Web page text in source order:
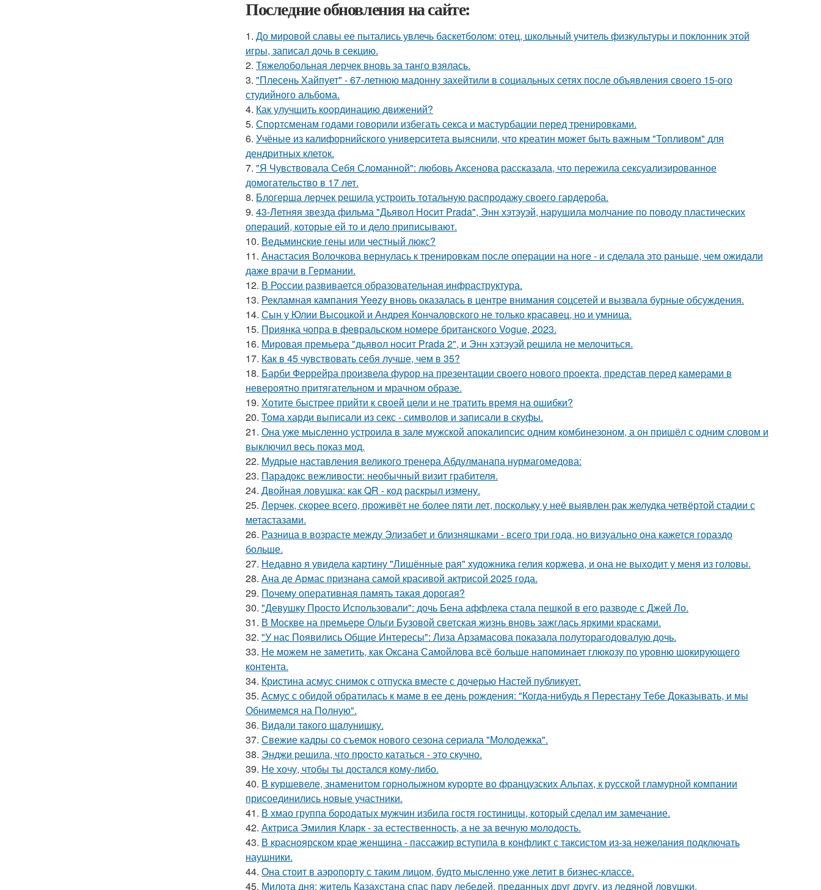
Последние обновления на сайте:
1. До мировой славы ее пытались увлечь баскетболом: отец, школьный учитель физкультуры и поклонник этой
игры, записал дочь в секцию.
2. Тяжелобольная лерчек вновь за танго взялась.
3. "Плесень Хайпует" - 67-летнюю мадонну захейтили в социальных сетях после объявления своего 15-ого
студийного альбома.
4. Как улучшить координацию движений?
5. Спортсменам годами говорили избегать секса и мастурбации перед тренировками.
6. Учёные из калифорнийского университета выяснили, что креатин может быть важным "Топливом" для
дендритных клеток.
7. "Я Чувствовала Себя Сломанной": любовь Аксенова рассказала, что пережила сексуализированное
домогательство в 17 лет.
8. Блогерша лерчек решила устроить тотальную распродажу своего гардероба.
9. 43-Летняя звезда фильма "Дьявол Носит Prada", Энн хэтэуэй, нарушила молчание по поводу пластических
операций, которые ей то и дело приписывают.
10. Ведьминские гены или честный люкс?
11. Анастасия Волочкова вернулась к тренировкам после операции на ноге - и сделала это раньше, чем ожидали
даже врачи в Германии.
12. В России развивается образовательная инфраструктура.
13. Рекламная кампания Yeezy вновь оказалась в центре внимания соцсетей и вызвала бурные обсуждения.
14. Сын у Юлии Высоцкой и Андрея Кончаловского не только красавец, но и умница.
15. Приянка чопра в февральском номере британского Vogue, 2023.
16. Мировая премьера "дьявол носит Prada 2", и Энн хэтэуэй решила не мелочиться.
17. Как в 45 чувствовать себя лучше, чем в 35?
18. Барби Феррейра произвела фурор на презентации своего нового проекта, представ перед камерами в
невероятно притягательном и мрачном образе.
19. Хотите быстрее прийти к своей цели и не тратить время на ошибки?
20. Тома харди выписали из секс - символов и записали в скуфы.
21. Она уже мысленно устроила в зале мужской апокалипсис одним комбинезоном, а он пришёл с одним словом и
выключил весь показ мод.
22. Мудрые наставления великого тренера Абдулманапа нурмагомедова:
23. Парадокс вежливости: необычный визит грабителя.
24. Двойная ловушка: как QR - код раскрыл измену.
25. Лерчек, скорее всего, проживёт не более пяти лет, поскольку у неё выявлен рак желудка четвёртой стадии с
метастазами.
26. Разница в возрасте между Элизабет и близняшками - всего три года, но визуально она кажется гораздо
больше.
27. Недавно я увидела картину "Лишённые рая" художника гелия коржева, и она не выходит у меня из головы.
28. Ана де Армас признана самой красивой актрисой 2025 года.
29. Почему оперативная память такая дорогая?
30. "Девушку Просто Использовали": дочь Бена аффлека стала пешкой в его разводе с Джей Ло.
31. В Москве на премьере Ольги Бузовой светская жизнь вновь зажглась яркими красками.
32. "У нас Появились Общие Интересы": Лиза Арзамасова показала полуторагодовалую дочь.
33. Не можем не заметить, как Оксана Самойлова всё больше напоминает глюкозу по уровню шокирующего
контента.
34. Кристина асмус снимок с отпуска вместе с дочерью Настей публикует.
35. Асмус с обидой обратилась к маме в ее день рождения: "Когда-нибудь я Перестану Тебе Доказывать, и мы
Обнимемся на Полную".
36. Видaли тaкого шaлунишку.
37. Свежие кадры со съемок нового сезона сериала "Молодежка".
38. Энджи решила, что просто кататься - это скучно.
39. Не хочу, чтобы ты достался кому-либо.
40. В куршевеле, знаменитом горнолыжном курорте во французских Альпах, к русской гламурной компании
присоединились новые участники.
41. В хмао группа бородатых мужчин избила гостя гостиницы, который сделал им замечание.
42. Актриса Эмилия Кларк - за естественность, а не за вечную молодость.
43. В красноярском крае женщина - пассажир вступила в конфликт с таксистом из-за нежелания подключать
наушники.
44. Она стоит в аэропорту с таким лицом, будто мысленно уже летит в бизнес-классе.
45. Милота дня: житель Казахстана спас пару лебедей, преданных друг другу, из ледяной ловушки.